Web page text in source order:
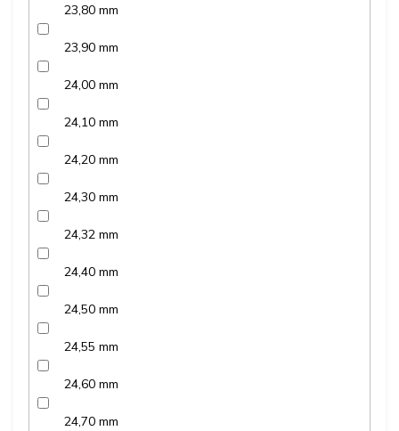
23,80 mm
23,90 mm
24,00 mm
24,10 mm
24,20 mm
24,30 mm
24,32 mm
24,40 mm
24,50 mm
24,55 mm
24,60 mm
24,70 mm